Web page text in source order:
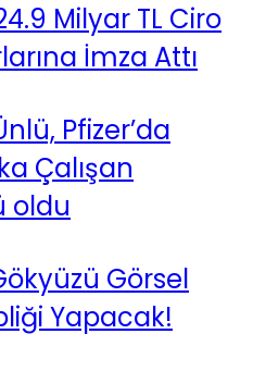
Milyar TL Ciro
İmza Attı
Pfizer’da
Çalışan
oldu
Görsel
Yapacak!